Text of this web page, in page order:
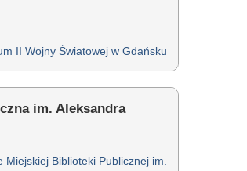
II Wojny Światowej w Gdańsku
im. Aleksandra
Miejskiej Biblioteki Publicznej im.